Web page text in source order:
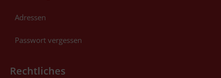
Adressen
Passwort vergessen
Rechtliches